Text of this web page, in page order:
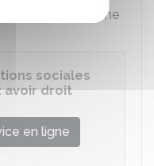
pour faire une
sociales
avoir droit
en ligne